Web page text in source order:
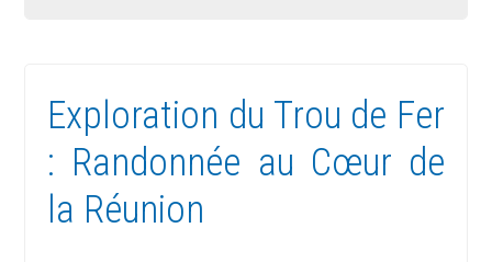
Exploration du Trou de Fer
: Randonnée au Cœur de
la Réunion